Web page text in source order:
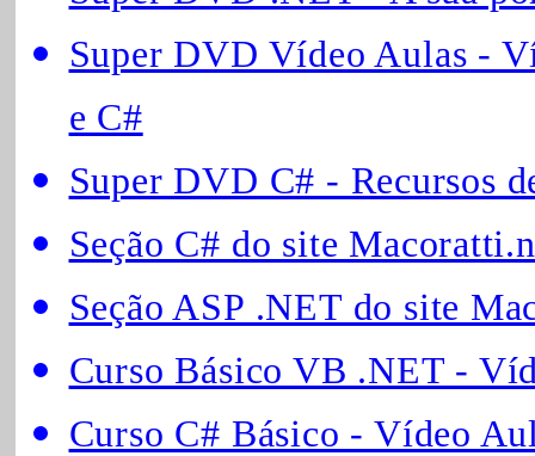
Super DVD Vídeo Aulas -
e C#
Super DVD C# - Recursos
Seção C# do site
Seção ASP .NET do site
Curso Básico VB .NET -
Curso C# Básico - Vídeo